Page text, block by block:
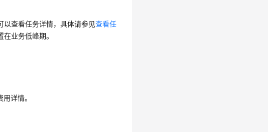
以查看任务详情，具体请参见查看任
业务低峰期。
详情。